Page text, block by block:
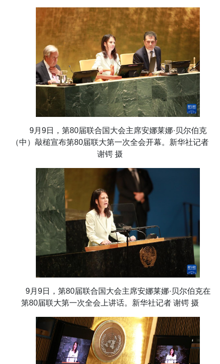
9月9日，第80届联合国大会主席安娜莱娜·贝尔伯克
（中）敲槌宣布第80届联大第一次全会开幕。新华社记者
谢锷 摄
9月9日，第80届联合国大会主席安娜莱娜·贝尔伯克在
第80届联大第一次全会上讲话。新华社记者 谢锷 摄